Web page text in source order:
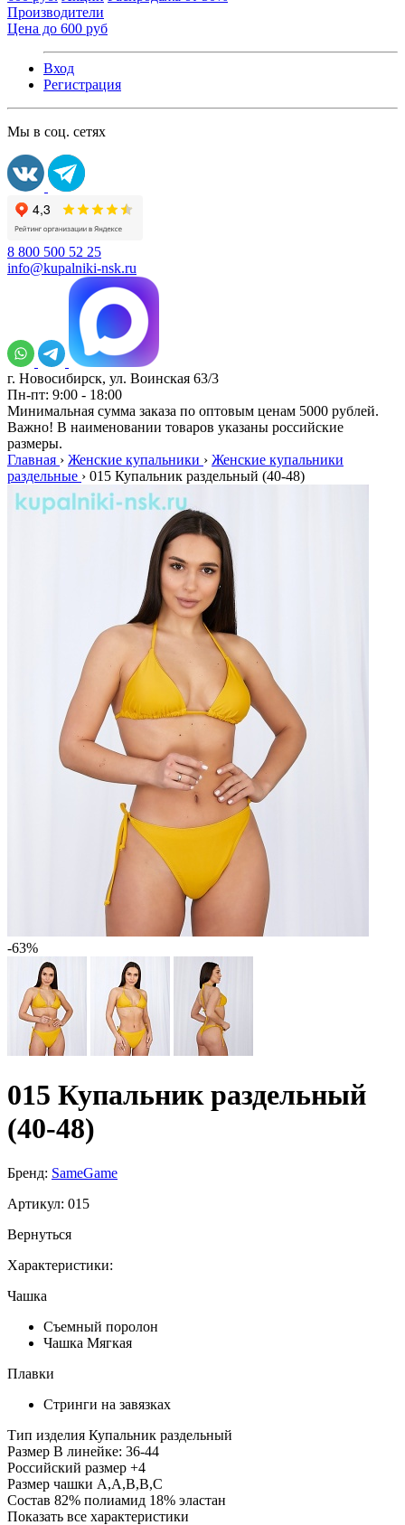
Производители
Цена до 600 руб
Вход
Регистрация
Мы в соц. сетях
8 800 500 52 25
info@kupalniki-nsk.ru
г. Новосибирск, ул. Воинская 63/3
Пн-пт: 9:00 - 18:00
Минимальная сумма заказа по оптовым ценам 5000 рублей.
Важно! В наименовании товаров указаны российские
размеры.
Главная › Женские купальники › Женские купальники
раздельные › 015 Купальник раздельный (40-48)
-63%
015 Купальник раздельный
(40-48)
Бренд: SameGame
Артикул: 015
Вернуться
Характеристики:
Чашка
Съемный поролон
Чашка Мягкая
Плавки
Стринги на завязках
Тип изделия Купальник раздельный
Размер В линейке: 36-44
Российский размер +4
Размер чашки A,A,B,B,C
Состав 82% полиамид 18% эластан
Показать все характеристики